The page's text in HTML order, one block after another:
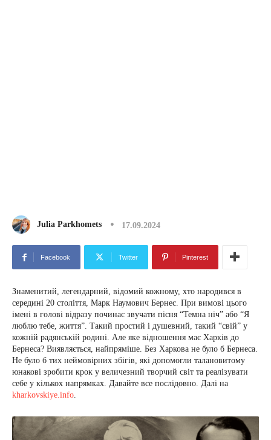
Julia Parkhomets 17.09.2024
Facebook Twitter Pinterest
Знаменитий, легендарний, відомий кожному, хто народився в
середині 20 століття, Марк Наумович Бернес. При вимові цього
імені в голові відразу починає звучати пісня “Темна ніч” або “Я
люблю тебе, життя”. Такий простий і душевний, такий “свій” у
кожній радянській родині. Але яке відношення має Харків до
Бернеса? Виявляється, найпряміше. Без Харкова не було б Бернеса.
Не було б тих неймовірних збігів, які допомогли талановитому
юнакові зробити крок у величезний творчий світ та реалізувати
себе у кількох напрямках. Давайте все послідовно. Далі на
kharkovskiye.info.